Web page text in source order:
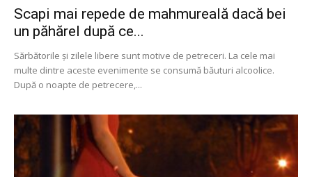
Scapi mai repede de mahmureală dacă bei
un păhărel după ce...
Sărbătorile și zilele libere sunt motive de petreceri. La cele mai
multe dintre aceste evenimente se consumă băuturi alcoolice.
După o noapte de petrecere,...